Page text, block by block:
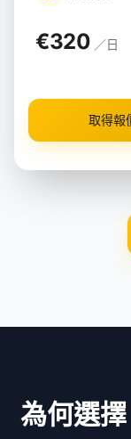
€320 ／日
取得報
為何選